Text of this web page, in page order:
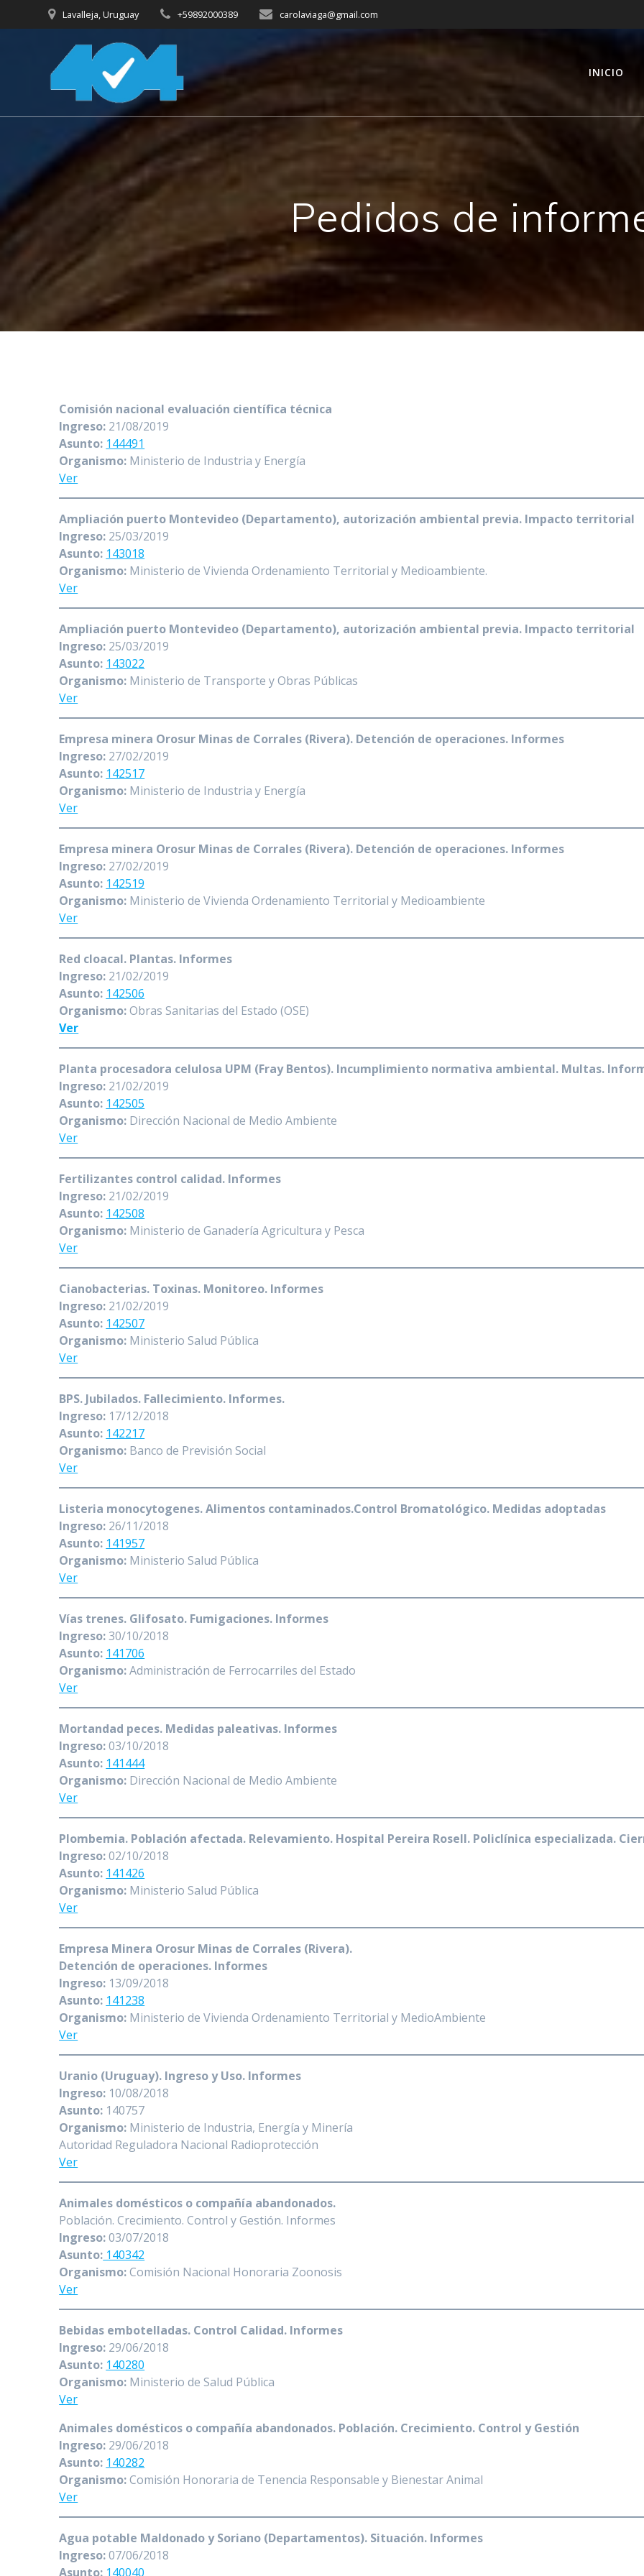
al
Lavalleja, Uruguay +59892000389 carolaviaga@gmail.com
INICIO
Pedidos de
Comisión nacional evaluación científica técnica
Ingreso: 21/08/2019
Asunto: 144491
Organismo: Ministerio de Industria y Energía
Ver
Ampliación puerto Montevideo (Departamento), autorización ambiental previa. Impacto territorial
Ingreso: 25/03/2019
Asunto: 143018
Organismo: Ministerio de Vivienda Ordenamiento Territorial y Medioambiente.
Ver
Ampliación puerto Montevideo (Departamento), autorización ambiental previa. Impacto territorial
Ingreso: 25/03/2019
Asunto: 143022
Organismo: Ministerio de Transporte y Obras Públicas
Ver
Empresa minera Orosur Minas de Corrales (Rivera). Detención de operaciones. Informes
Ingreso: 27/02/2019
Asunto: 142517
Organismo: Ministerio de Industria y Energía
Ver
Empresa minera Orosur Minas de Corrales (Rivera). Detención de operaciones. Informes
Ingreso: 27/02/2019
Asunto: 142519
Organismo: Ministerio de Vivienda Ordenamiento Territorial y Medioambiente
Ver
Red cloacal. Plantas. Informes
Ingreso: 21/02/2019
Asunto: 142506
Organismo:Obras Sanitarias del Estado (OSE)
Ver
Planta procesadora celulosa UPM (Fray Bentos). Incumplimiento normativa ambiental. Multas.
Ingreso: 21/02/2019
Asunto: 142505
Organismo: Dirección Nacional de Medio Ambiente
Ver
Fertilizantes control calidad. Informes
Ingreso: 21/02/2019
Asunto: 142508
Organismo: Ministerio de Ganadería Agricultura y Pesca
Ver
Cianobacterias. Toxinas. Monitoreo. Informes
Ingreso: 21/02/2019
Asunto: 142507
Organismo: Ministerio Salud Pública
Ver
BPS. Jubilados. Fallecimiento. Informes.
Ingreso: 17/12/2018
Asunto: 142217
Organismo: Banco de Previsión Social
Ver
Listeria monocytogenes. Alimentos contaminados.Control Bromatológico. Medidas adoptadas
Ingreso: 26/11/2018
Asunto: 141957
Organismo: Ministerio Salud Pública
Ver
Vías trenes. Glifosato. Fumigaciones. Informes
Ingreso:30/10/2018
Asunto: 141706
Organismo:Administración de Ferrocarriles del Estado
Ver
Mortandad peces. Medidas paleativas. Informes
Ingreso:03/10/2018
Asunto: 141444
Organismo: Dirección Nacional de Medio Ambiente
Ver
Plombemia. Población afectada. Relevamiento. Hospital Pereira Rosell. Policlínica especializada.
Ingreso:02/10/2018
Asunto: 141426
Organismo: Ministerio Salud Pública
Ver
Empresa Minera Orosur Minas de Corrales (Rivera).
Detención de operaciones. Informes
Ingreso: 13/09/2018
Asunto: 141238
Organismo: Ministerio de Vivienda Ordenamiento Territorial y MedioAmbiente
Ver
Uranio (Uruguay). Ingreso y Uso. Informes
Ingreso: 10/08/2018
Asunto: 140757
Organismo: Ministerio de Industria, Energía y Minería
Autoridad Reguladora Nacional Radioprotección
Ver
Animales domésticos o compañía abandonados.
Población. Crecimiento. Control y Gestión. Informes
Ingreso:03/07/2018
Asunto: 140342
Organismo:Comisión Nacional Honoraria Zoonosis
Ver
Bebidas embotelladas. Control Calidad. Informes
Ingreso: 29/06/2018
Asunto: 140280
Organismo: Ministerio de Salud Pública
Ver
Animales domésticos o compañía abandonados. Población. Crecimiento. Control y Gestión
Ingreso: 29/06/2018
Asunto: 140282
Organismo:Comisión Honoraria de Tenencia Responsable y Bienestar Animal
Ver
Agua potable Maldonado y Soriano (Departamentos). Situación. Informes
Ingreso:07/06/2018
Asunto: 140040